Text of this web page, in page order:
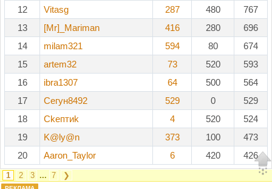
12
Vitasg 287 480
767
13
[Mr]_Mariman 416 280
696
14
milam321 594 80
674
15
artem32 73 520
593
16
ibra1307 64 500
564
17
Сегун8492 529 0
529
18
Ckeптиk 4 520
524
19
K@ly@n 373 100
473
20
Aaron_Taylor 6 420 426
1 2 3 ... 7 ❯